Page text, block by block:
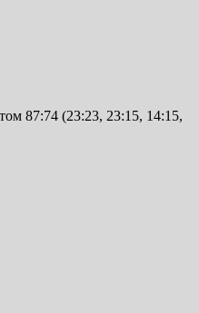
87:74 (23:23, 23:15, 14:15,